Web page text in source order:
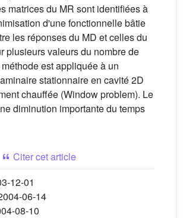
matrices du MR sont identifiées à
d'une fonctionnelle bâtie
les réponses du MD et celles du
plusieurs valeurs du nombre de
est appliquée à un
stationnaire en cavité 2D
chauffée (Window problem). Le
diminution importante du temps
Citer cet article
12-01
06-14
08-10